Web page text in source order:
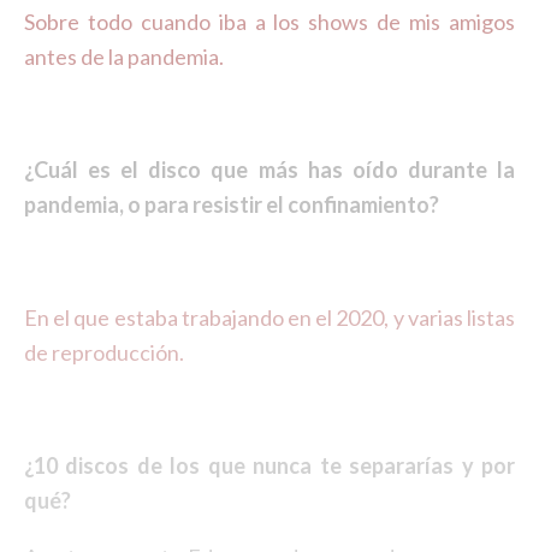
Sobre todo cuando iba a los shows de mis amigos
antes de la pandemia.
¿Cuál es el disco que más has oído durante la
pandemia, o para resistir el confinamiento?
En el que estaba trabajando en el 2020, y varias listas
de reproducción.
¿10 discos de los que nunca te separarías y por
qué?